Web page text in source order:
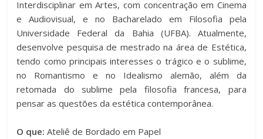
Interdisciplinar em Artes, com concentração em Cinema
e Audiovisual, e no Bacharelado em Filosofia pela
Universidade Federal da Bahia (UFBA). Atualmente,
desenvolve pesquisa de mestrado na área de Estética,
tendo como principais interesses o trágico e o sublime,
no Romantismo e no Idealismo alemão, além da
retomada do sublime pela filosofia francesa, para
pensar as questões da estética contemporânea.
O que:Ateliê de Bordado em Papel